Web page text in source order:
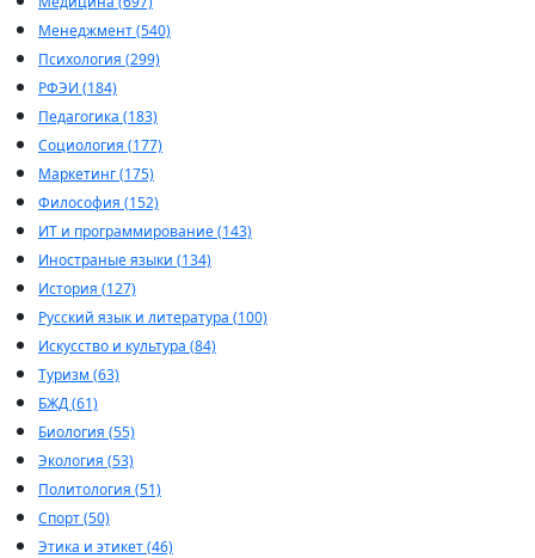
Менеджмент (540)
Психология (299)
РФЭИ (184)
Педагогика (183)
Социология (177)
Маркетинг (175)
Философия (152)
ИТ и программирование (143)
Иностраные языки (134)
История (127)
Русский язык и литература (100)
Искусство и культура (84)
Туризм (63)
БЖД (61)
Биология (55)
Экология (53)
Политология (51)
Спорт (50)
Этика и этикет (46)